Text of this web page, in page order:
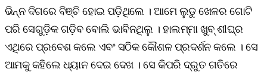
ଭିନ୍ନ ଦିଗରେ ବିଞ୍ଚି ହୋଇ ପଡ଼ିଥିଲେ । ଆମେ ଲୁଡୁ ଖେଳର ଗୋଟି
ପରି ସେଗୁଡ଼ିକ ଗଡ଼ିବ ବୋଲି ଭାବିନଥିଲୁ । ହାଲମ୍ମା ଖୁବ୍ ଶୀଘ୍ର
ଏଥିରେ ପ୍ରବେଶ କଲେ ଏବଂ ସଠିକ କୌଶଳ ପ୍ରଦର୍ଶନ କଲେ । ସେ
ଆମକୁ କହିଲେ ଧ୍ୟାନ ଦେଇ ଦେଖ । ସେ କିପରି ଦ୍ରୁତ ଗତିରେ